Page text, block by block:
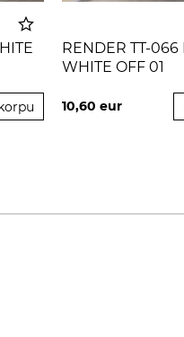
RENDER TT-066
WHITE OFF 01
10,60 eur